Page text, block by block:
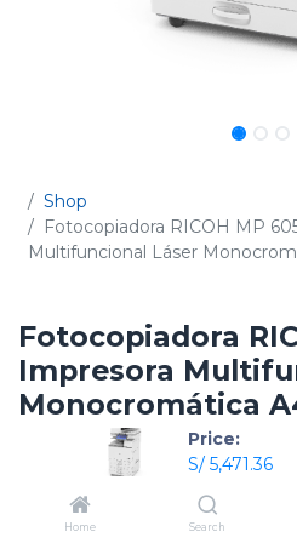
Price:
S/ 5,471.36
Home Search
Shop
Fotocopiadora RICOH MP
Multifuncional Láser
Fotocopiadora
Impresora
Monocromática
Nuevo
(0 reseña)
Código:417776LU